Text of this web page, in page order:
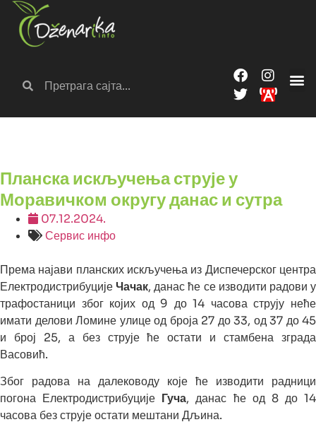
Планска искључења струје у
Моравичком округу данас и сутра
07.12.2024.
Сервис инфо
Према најави планских искључења из Диспечерског центра
ЕлектродистрибуцијеЧачак, данас ће се изводити радови у
трафостаници због којих од 9 до 14 часова струју неће
имати делови Ломине улице од броја 27 до 33, од 37 до 45
и број 25, а без струје ће остати и стамбена зграда
Васовић.
Због радова на далеководу које ће изводити радници
погона Електродистрибуције Гуча, данас ће од 8 до 14
часова без струје остати мештани Дљина.